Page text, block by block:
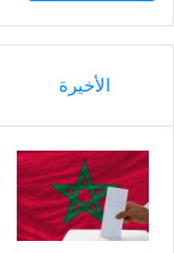
الأخيرة